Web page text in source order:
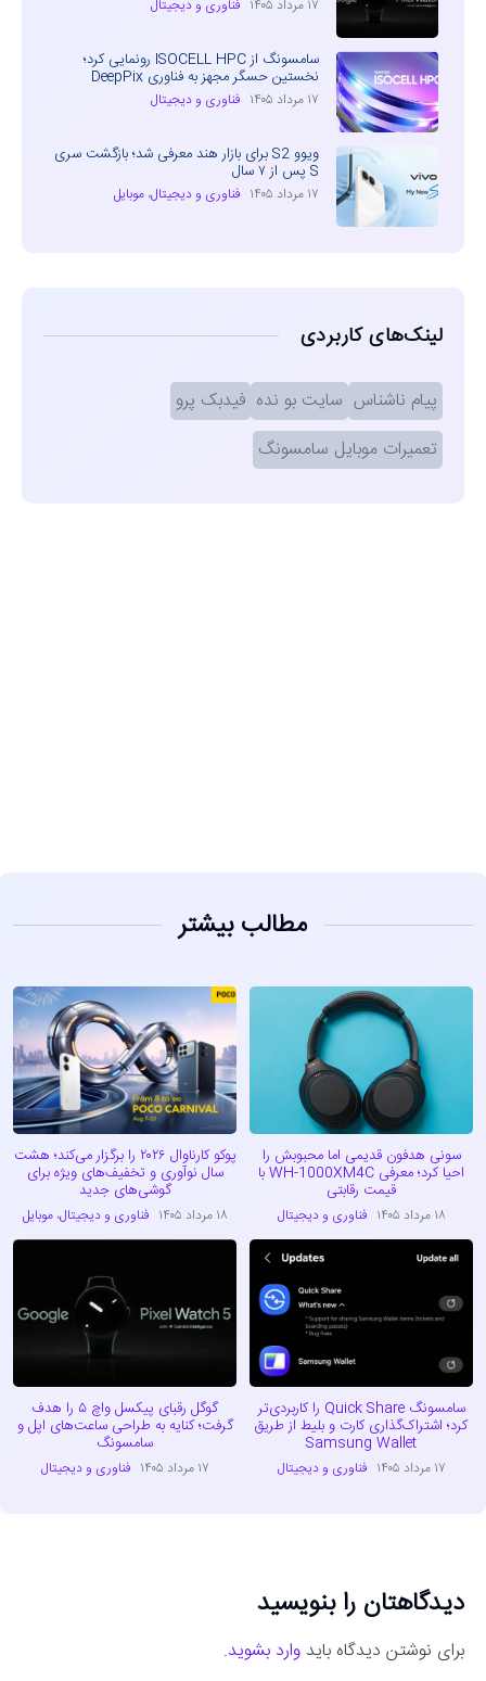
۱۷ مرداد ۱۴۰۵ فناوری و دیجیتال
سامسونگ از ISOCELL HPC رونمایی کرد؛
نخستین حسگر مجهز به فناوری DeepPix
۱۷ مرداد ۱۴۰۵ فناوری و دیجیتال
ویوو S2 برای بازار هند معرفی شد؛ بازگشت سری
S پس از ۷ سال
۱۷ مرداد ۱۴۰۵ فناوری و دیجیتال، موبایل
لینک‌های کاربردی
پیام ناشناس سایت بو نده فیدبک پرو
تعمیرات موبایل سامسونگ
مطالب بیشتر
سونی هدفون قدیمی اما محبوبش را
احیا کرد؛ معرفی WH-1000XM4C با
قیمت رقابتی
۱۸ مرداد ۱۴۰۵ فناوری و دیجیتال
پوکو کارناوال ۲۰۲۶ را برگزار می‌کند؛ هشت
سال نوآوری و تخفیف‌های ویژه برای
گوشی‌های جدید
۱۸ مرداد ۱۴۰۵ فناوری و دیجیتال،موبایل
سامسونگ Quick Share را کاربردی‌تر
کرد؛ اشتراک‌گذاری کارت و بلیط از طریق
Samsung Wallet
۱۷ مرداد ۱۴۰۵ فناوری و دیجیتال
گوگل رقبای پیکسل واچ ۵ را هدف
گرفت؛ کنایه به طراحی ساعت‌های اپل و
سامسونگ
۱۷ مرداد ۱۴۰۵ فناوری و دیجیتال
دیدگاهتان را بنویسید
برای نوشتن دیدگاه باید وارد بشوید.